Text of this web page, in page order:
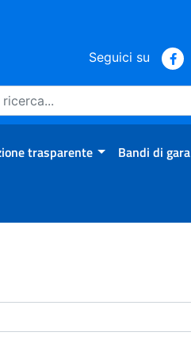
Seguici su
trasparente Bandi di gara